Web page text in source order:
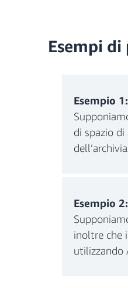
Esempi di
Esempio
di spazio
Costo
Esempio
inoltre che
utilizzando